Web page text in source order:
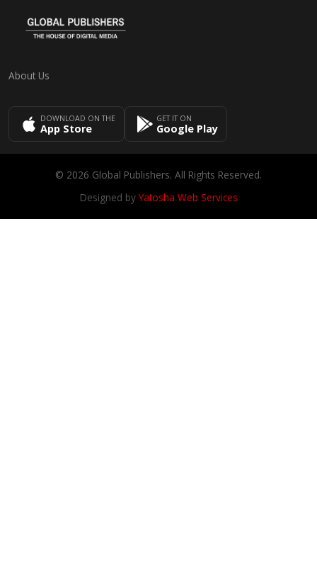
About Us
DOWNLOAD ON THE
App Store
GET IT ON
Google Play
© 2026 Global Publishers. All Rights Reserved.
Designed byYatosha Web Services